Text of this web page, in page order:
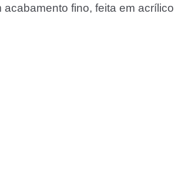
fino, feita em acrílico